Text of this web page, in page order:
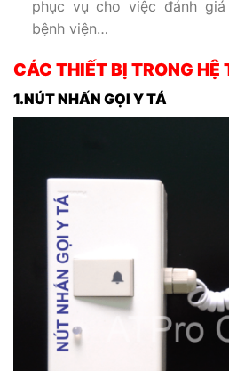
phục vụ cho việc đánh
bệnh viện…
CÁC THIẾT BỊ TRONG HỆ
1.NÚT NHẤN GỌI Y TÁ